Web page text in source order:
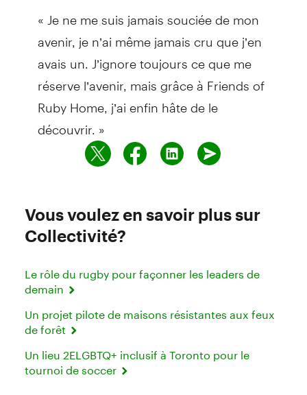
« Je ne me suis jamais souciée de mon
avenir, je n’ai même jamais cru que j’en
avais un. J’ignore toujours ce que me
réserve l’avenir, mais grâce à Friends of
Ruby Home, j’ai enfin hâte de le
découvrir. »
Vous voulez en savoir plus sur
Collectivité?
Le rôle du rugby pour façonner les leaders de
demain
Un projet pilote de maisons résistantes aux feux
de forêt
Un lieu 2ELGBTQ+ inclusif à Toronto pour le
tournoi de soccer